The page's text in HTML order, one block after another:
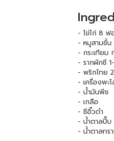
- ไข่ไก่ 8 ฟ
- หมูสามชั้น
- กระเทีย
- รากผักชี
- พริกไทย
- เครื่องพะ
- น้ำมันพีช
- เกลือ
- ซีอิ๊วดำ
- น้ำตาลปี๊บ
- น้ำตาลทร